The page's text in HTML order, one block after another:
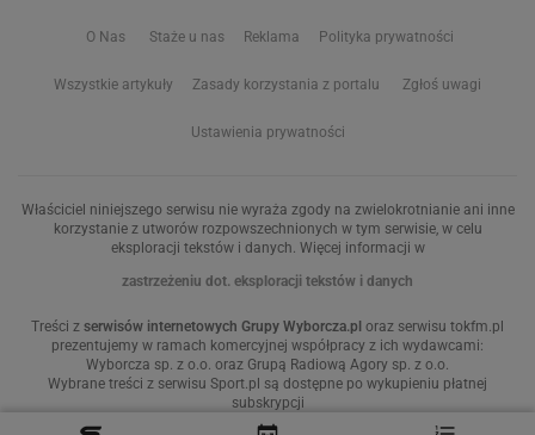
O Nas Staże u nas Reklama Polityka prywatności
Wszystkie artykuły Zasady korzystania z portalu Zgłoś uwagi
Ustawienia prywatności
Właściciel niniejszego serwisu nie wyraża zgody na zwielokrotnianie ani inne
korzystanie z utworów rozpowszechnionych w tym serwisie, w celu
eksploracji tekstów i danych. Więcej informacji w
zastrzeżeniu dot. eksploracji tekstów i danych
Treści z serwisów internetowych Grupy Wyborcza.pl oraz serwisu tokfm.pl
prezentujemy w ramach komercyjnej współpracy z ich wydawcami:
Wyborcza sp. z o.o. oraz Grupą Radiową Agory sp. z o.o.
Wybrane treści z serwisu Sport.pl są dostępne po wykupieniu płatnej
subskrypcji